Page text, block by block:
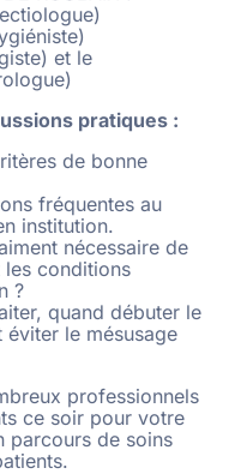
et le
pratiques :
de bonne
fréquentes au
institution.
nécessaire de
les conditions
?
quand débuter le
le mésusage
professionnels
ce soir pour votre
parcours de soins